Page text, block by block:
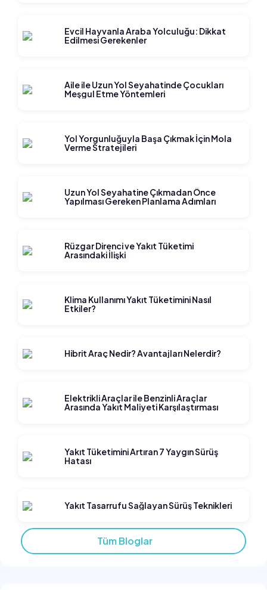
Evcil Hayvanla Araba Yolculuğu: Dikkat
Edilmesi Gerekenler
Aile ile Uzun Yol Seyahatinde Çocukları
Meşgul Etme Yöntemleri
Yol Yorgunluğuyla Başa Çıkmak İçin Mola
Verme Stratejileri
Uzun Yol Seyahatine Çıkmadan Önce
Yapılması Gereken Planlama Adımları
Rüzgar Direnci ve Yakıt Tüketimi
Arasındaki İlişki
Klima Kullanımı Yakıt Tüketimini Nasıl
Etkiler?
Hibrit Araç Nedir? Avantajları Nelerdir?
Elektrikli Araçlar ile Benzinli Araçlar
Arasında Yakıt Maliyeti Karşılaştırması
Yakıt Tüketimini Artıran 7 Yaygın Sürüş
Hatası
Yakıt Tasarrufu Sağlayan Sürüş Teknikleri
Tüm Bloglar